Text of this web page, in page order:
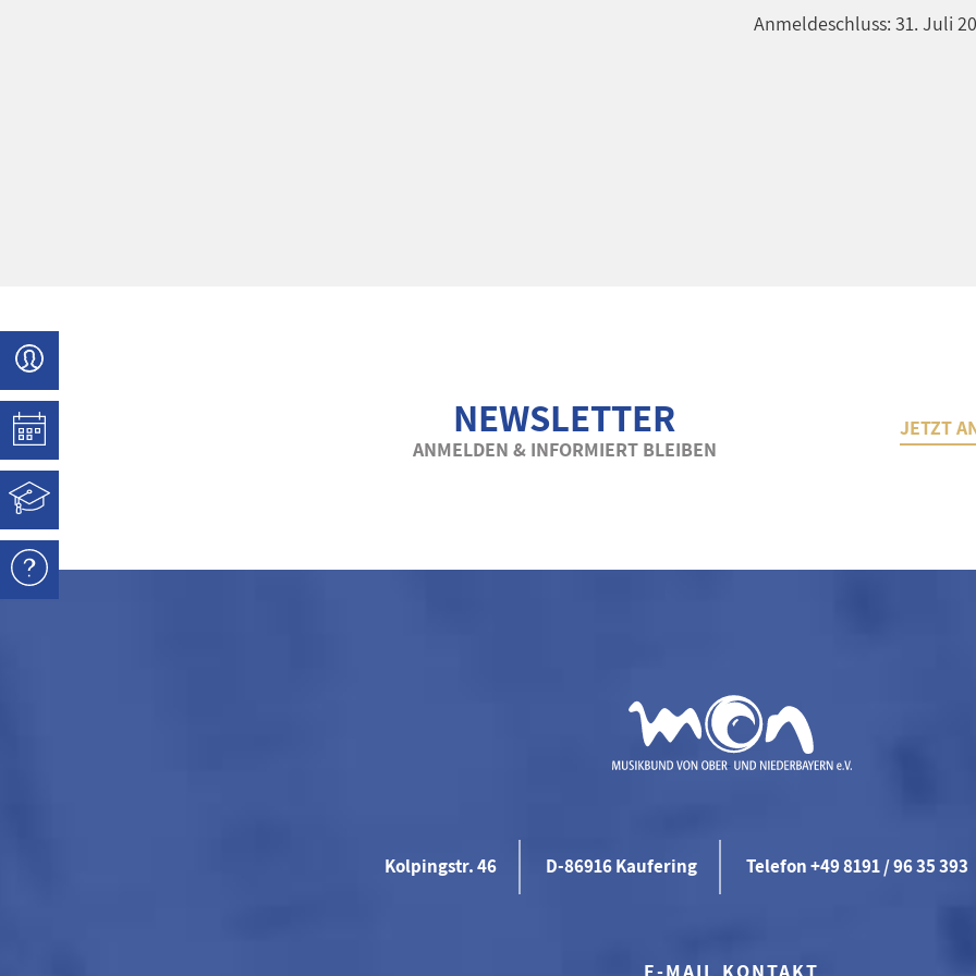
Anmeldeschluss: 31. Juli
NEWSLETTER
ANMELDEN & INFORMIERT BLEIBEN
JETZT
Kolpingstr. 46 D-86916 Kaufering Telefon +49 8191 / 96 35 393
E-MAIL KONTAKT